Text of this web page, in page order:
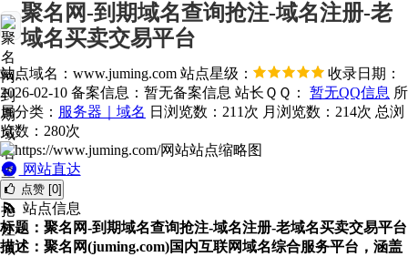
聚名网-到期域名查询抢注-域名注册-老
域名买卖交易平台
站点域名：www.juming.com 站点星级：
收录日期：
2026-02-10 备案信息： 暂无备案信息 站长ＱＱ： 暂无QQ信息 所
属分类： 服务器｜域名 日浏览数：211次 月浏览数：214次 总浏
览数：280次
网站直达
点赞 [0]
站点信息
标题：聚名网-到期域名查询抢注-域名注册-老域名买卖交易平台
描述：聚名网(juming.com)国内互联网域名综合服务平台，涵盖